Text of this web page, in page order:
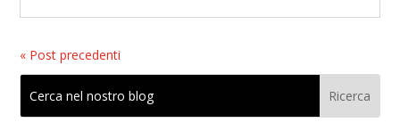
« Post precedenti